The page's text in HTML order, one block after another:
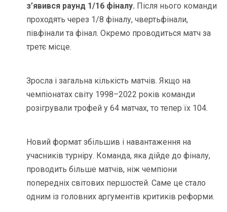
з’явився раунд 1/16 фіналу. Після нього команди
проходять через 1/8 фіналу, чвертьфінали,
півфінали та фінал. Окремо проводиться матч за
третє місце.
Зросла і загальна кількість матчів. Якщо на
чемпіонатах світу 1998–2022 років команди
розігрували трофей у 64 матчах, то тепер їх 104.
Новий формат збільшив і навантаження на
учасників турніру. Команда, яка дійде до фіналу,
проводить більше матчів, ніж чемпіони
попередніх світових першостей. Саме це стало
одним із головних аргументів критиків реформи.